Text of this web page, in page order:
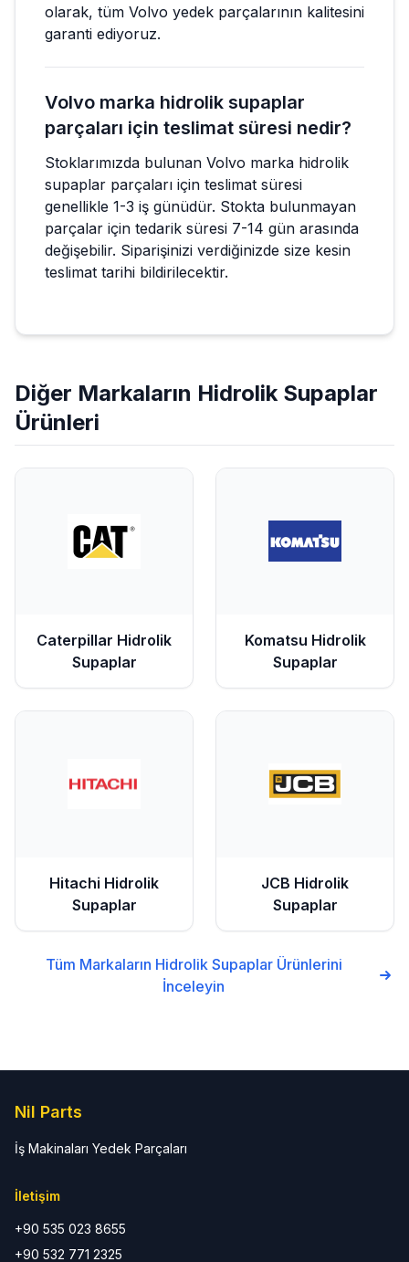
olarak, tüm Volvo yedek parçalarının kalitesini
garanti ediyoruz.
Volvo marka hidrolik supaplar
parçaları için teslimat süresi nedir?
Stoklarımızda bulunan Volvo marka hidrolik
supaplar parçaları için teslimat süresi
genellikle 1-3 iş günüdür. Stokta bulunmayan
parçalar için tedarik süresi 7-14 gün arasında
değişebilir. Siparişinizi verdiğinizde size kesin
teslimat tarihi bildirilecektir.
Diğer Markaların Hidrolik Supaplar
Ürünleri
Caterpillar Hidrolik
Supaplar
Komatsu Hidrolik
Supaplar
Hitachi Hidrolik
Supaplar
JCB Hidrolik
Supaplar
Tüm Markaların Hidrolik SupaplarÜrünlerini
İnceleyin
Nil Parts
İş Makinaları Yedek Parçaları
İletişim
+90 535 023 8655
+90 532 771 2325